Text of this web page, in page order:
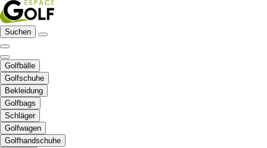
Suchen
Golfbälle
Golfschuhe
Bekleidung
Golfbags
Schläger
Golfwagen
Golfhandschuhe